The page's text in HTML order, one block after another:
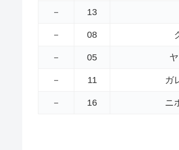
－ 13
－ 08
－ 05
－ 11 ガ
－ 16 ニ